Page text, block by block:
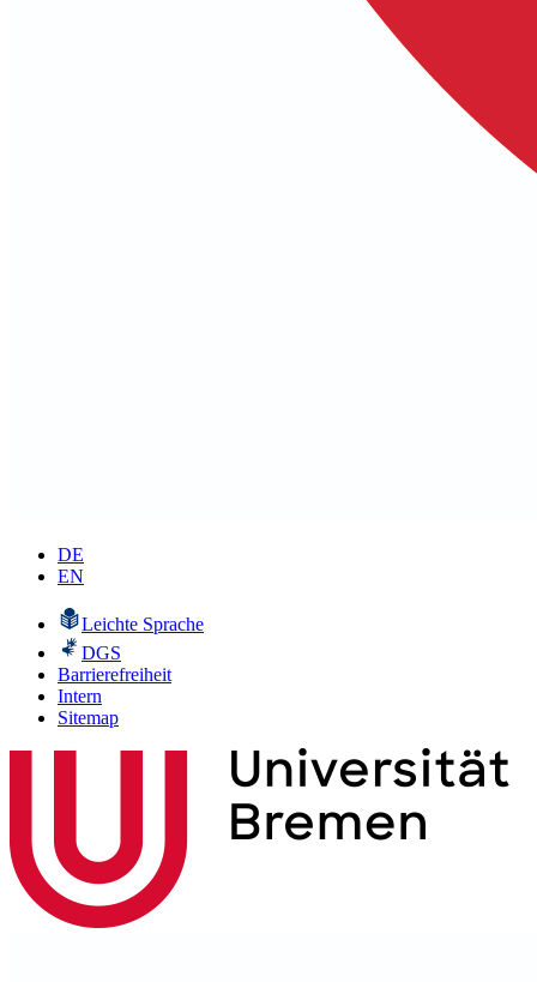
DE
EN
Leichte Sprache
DGS
Barrierefreiheit
Intern
Sitemap